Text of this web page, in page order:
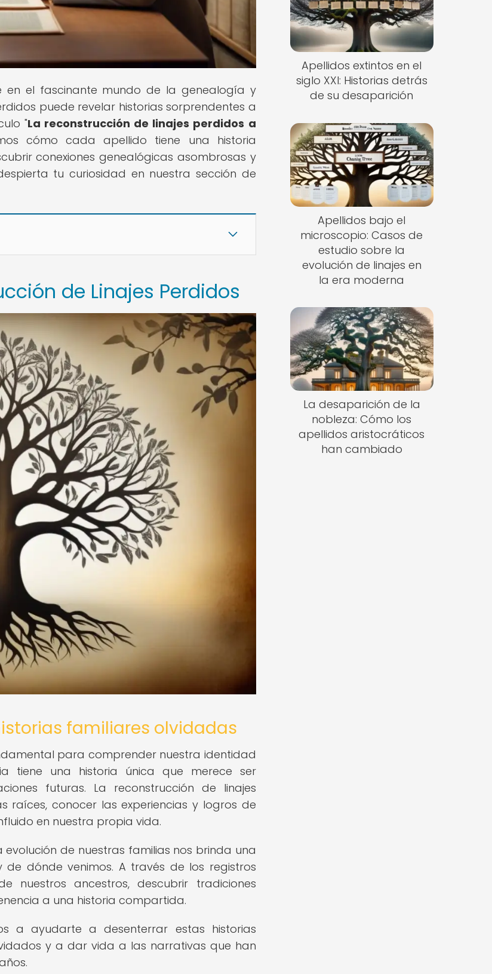
en el fascinante mundo de la genealogía y
puede revelar historias sorprendentes a
"La reconstrucción de linajes perdidos a
cómo cada apellido tiene una historia
conexiones genealógicas asombrosas y
tu curiosidad en nuestra sección de
de Linajes Perdidos
familiares olvidadas
para comprender nuestra identidad
tiene una historia única que merece ser
futuras. La reconstrucción de linajes
raíces, conocer las experiencias y logros de
en nuestra propia vida.
de nuestras familias nos brinda una
dónde venimos. A través de los registros
nuestros ancestros, descubrir tradiciones
a una historia compartida.
a ayudarte a desenterrar estas historias
y a dar vida a las narrativas que han
Apellidos extintos en el
siglo XXI: Historias detrás
de su desaparición
Apellidos bajo el
microscopio: Casos de
estudio sobre la
evolución de linajes en
la era moderna
La desaparición de la
nobleza: Cómo los
apellidos aristocráticos
han cambiado